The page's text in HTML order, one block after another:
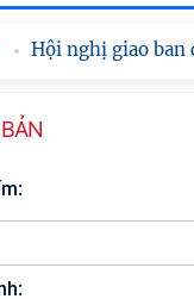
Hội nghị giao ban